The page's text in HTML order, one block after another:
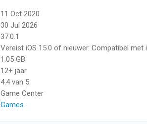
ontwikkelen.
meer variatie in de basisverdediging die je
krijgen en je vijanden in
van unieke voordelen. Vecht samen met
en interessanter. Elke voltooide missie
11 Oct 2020
30 Jul 2026
37.0.1
Vereist iOS 15.0 of nieuwer. Compatibel met
1.05 GB
12+ jaar
4.4van 5
Game Center
Games